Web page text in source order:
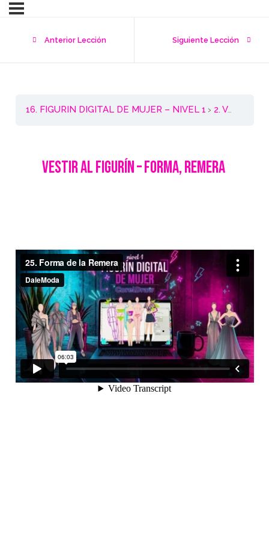
Anterior Lección Siguiente Lección
16. FIGURIN DIGITAL DE MUJER – NIVEL 1 2. Vestir al Figurín – Remera (T-Shirt)
Vestir al Figurín –Forma, Remera